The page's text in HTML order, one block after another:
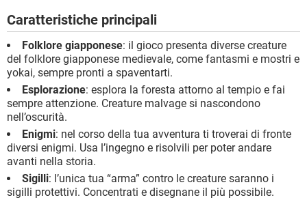
Caratteristiche principali
Folklore giapponese: il gioco presenta diverse creature
del folklore giapponese medievale, come fantasmi e mostri e
yokai, sempre pronti a spaventarti.
Esplorazione: esplora la foresta attorno al tempio e fai
sempre attenzione. Creature malvage si nascondono
nell’oscurità.
Enigmi: nel corso della tua avventura ti troverai di fronte
diversi enigmi. Usa l’ingegno e risolvili per poter andare
avanti nella storia.
Sigilli: l’unica tua “arma” contro le creature saranno i
sigilli protettivi. Concentrati e disegnane il più possibile.